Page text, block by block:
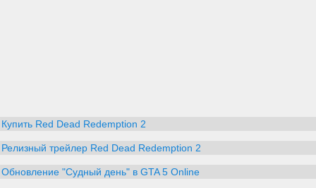
Купить Red Dead Redemption 2
Релизный трейлер Red Dead Redemption 2
Обновление "Судный день" в GTA 5 Online